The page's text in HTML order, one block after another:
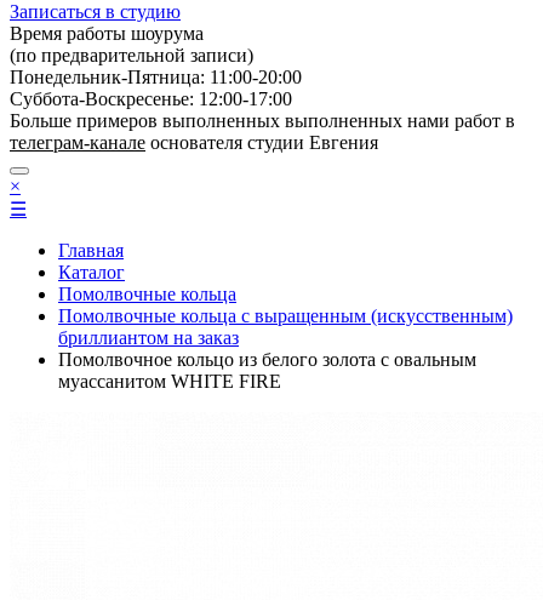
Записаться в студию
Время работы шоурума
(по предварительной записи)
Понедельник-Пятница: 11:00-20:00
Суббота-Bоcкресенье: 12:00-17:00
Больше примеров выполненных выполненных нами работ в
телеграм-канале основателя студии Евгения
×
☰
Главная
Каталог
Помолвочные кольца
Помолвочные кольца с выращенным (искусственным)
бриллиантом на заказ
Помолвочное кольцо из белого золота с овальным
муассанитом WHITE FIRE